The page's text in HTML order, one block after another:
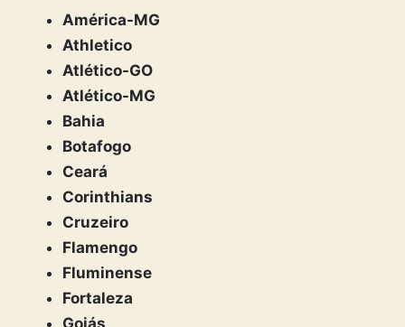
América-MG
Athletico
Atlético-GO
Atlético-MG
Bahia
Botafogo
Ceará
Corinthians
Cruzeiro
Flamengo
Fluminense
Fortaleza
Goiás